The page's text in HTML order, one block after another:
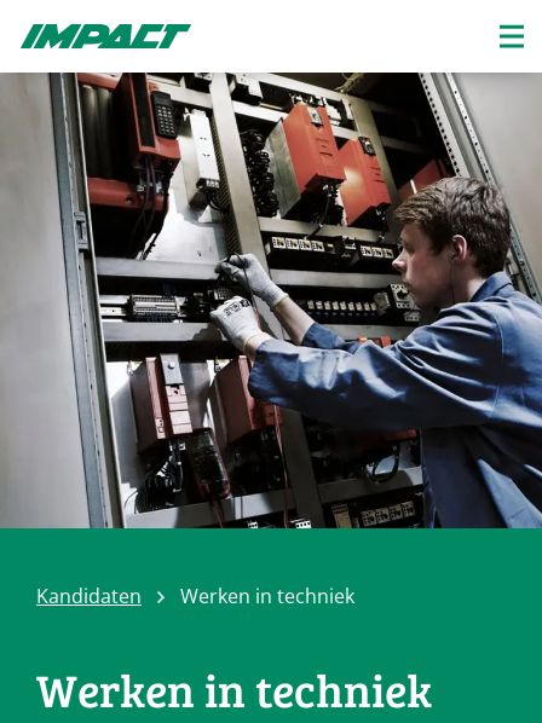
Kandidaten Werken in techniek
Werken in techniek